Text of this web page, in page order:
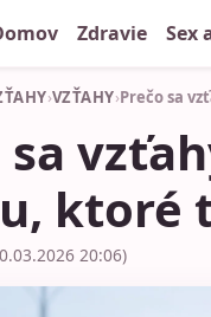
Zdravie Sex
›VZŤAHY›Prečo sa
sa
ktoré
20:06)